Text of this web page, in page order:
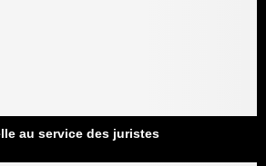
au service des juristes